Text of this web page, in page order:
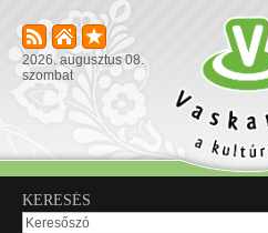
2026. augusztus 08.
szombat
KERESÉS